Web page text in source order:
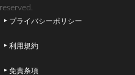
プライバシーポリシー
利用規約
免責条項